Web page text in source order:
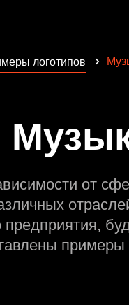
логотипов
от